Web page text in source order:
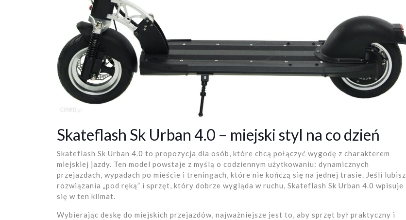
Skateflash Sk Urban 4.0 – miejski styl na co dzień
Skateflash Sk Urban 4.0 to propozycja dla osób, które chcą połączyć wygodę z charakterem
miejskiej jazdy. Ten model powstaje z myślą o codziennym użytkowaniu: dynamicznych
przejazdach, wypadach po mieście i treningach, które nie kończą się na jednej trasie. Jeśli lubisz
rozwiązania „pod ręką” i sprzęt, który dobrze wygląda w ruchu, Skateflash Sk Urban 4.0 wpisuje
się w ten klimat.
Wybierając deskę do miejskich przejazdów, najważniejsze jest to, aby sprzęt był praktyczny i